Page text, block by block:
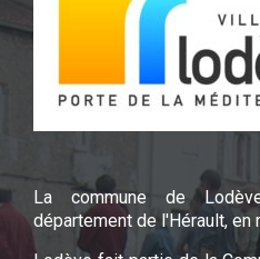
La commune de
département de l'Hérault, en